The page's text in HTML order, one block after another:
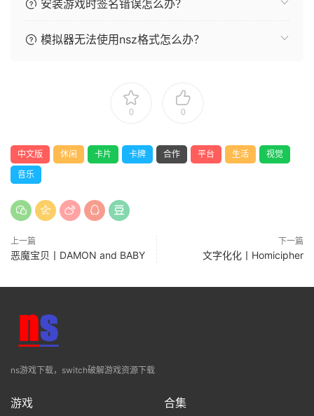
安装游戏时签名错误怎么办？
模拟器无法使用nsz格式怎么办？
0 0
中文版 休闲 卡片 卡牌 合作 平台 生活
视觉
音乐
上一篇
恶魔宝贝丨DAMON and BABY
下一篇
文字化化丨Homicipher
ns游戏下载，switch破解游戏资源下载
游戏 合集